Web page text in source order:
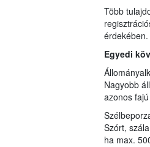
Több
érdekében.
Egyedi
Nagyobb
azonos
Szórt,
ha max.